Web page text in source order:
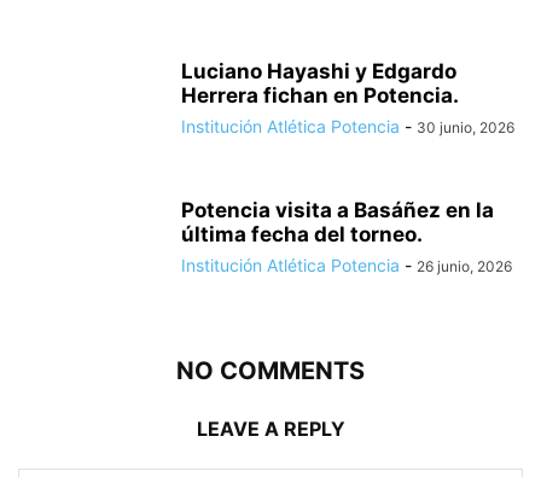
Luciano Hayashi y Edgardo
Herrera fichan en Potencia.
Institución Atlética Potencia - 30 junio, 2026
Potencia visita a Basáñez en la
última fecha del torneo.
Institución Atlética Potencia - 26 junio, 2026
NO COMMENTS
LEAVE A REPLY